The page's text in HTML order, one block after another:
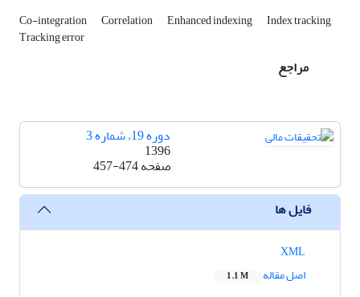
Co-integration Correlation Enhanced indexing Index tracking
Tracking error
مراجع
دوره 19، شماره 3
1396
صفحه457-474
فایل ها
اصل مقاله
1.1 M